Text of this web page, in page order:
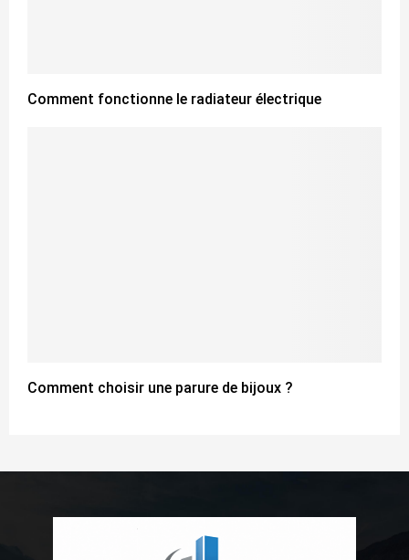
Comment fonctionne le radiateur électrique
Comment choisir une parure de bijoux ?